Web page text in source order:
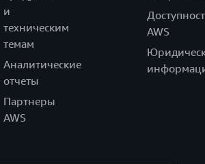
и
техническим
темам
Аналитические
отчеты
Партнеры
AWS
AWS